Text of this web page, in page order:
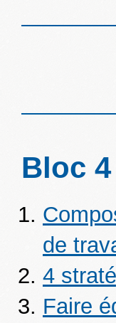
Bloc
de
4
Faire